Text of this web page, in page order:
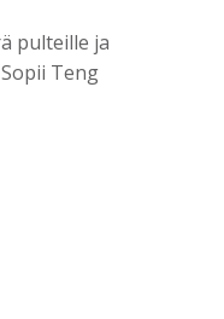
pulteille ja
Teng